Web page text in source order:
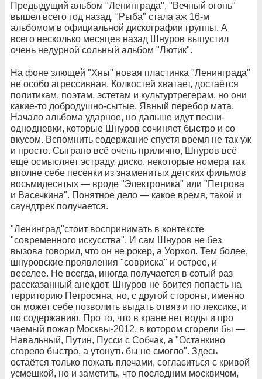
Предыдущий альбом "Ленинграда", "Вечный огонь"
вышел всего год назад. "Рыба" стала аж 16-м
альбомом в официальной дискографии группы. А
всего несколько месяцев назад Шнуров выпустил
очень недурной сольный альбом "Лютик".
На фоне злющей "Хны" новая пластинка "Ленинграда"
не особо агрессивная. Колкостей хватает, достаётся
политикам, поэтам, эстетам и культуртрегерам, но они
какие-то добродушно-сытые. Явный перебор мата.
Начало альбома ударное, но дальше идут песни-
однодневки, которые Шнуров сочиняет быстро и со
вкусом. Вспомнить содержание спустя время не так уж
и просто. Сыграно всё очень прилично, Шнуров всё
ещё осмысляет эстраду, диско, некоторые номера так
вполне себе песенки из знаменитых детских фильмов
восьмидесятых — вроде "Электроника" или "Петрова
и Васечкина". Понятное дело — какое время, такой и
саундтрек получается.
"Ленинград"стоит воспринимать в контексте
"современного искусства". И сам Шнуров не без
вызова говорил, что он не рокер, а Уорхол. Тем более,
шнуровские проявления "совриска" и острее, и
веселее. Не всегда, иногда получается в сотый раз
рассказанный анекдот. Шнуров не боится попасть на
территорию Петросяна, но, с другой стороны, именно
он может себе позволить выдать отвяз и по лексике, и
по содержанию. Про то, что в кране нет воды и про
чаемый пожар Москвы-2012, в котором сгорели бы —
Навальный, Путин, Пусси с Собчак, а "Останкино
сгорело быстро, а утонуть бы не смогло". Здесь
остаётся только пожать плечами, согласиться с кривой
усмешкой, но и заметить, что последним москвичом,